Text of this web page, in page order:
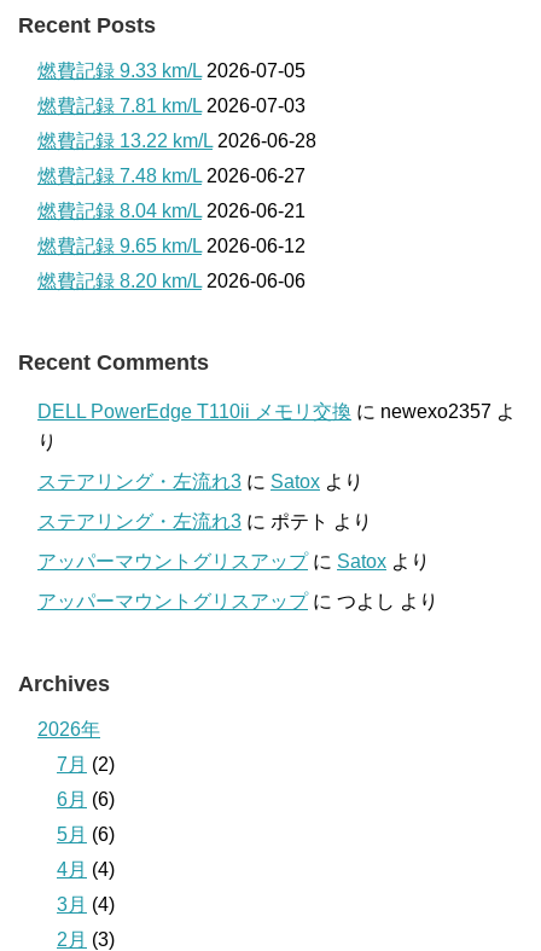
Recent Posts
燃費記録 9.33 km/L 2026-07-05
燃費記録 7.81 km/L 2026-07-03
燃費記録 13.22 km/L 2026-06-28
燃費記録 7.48 km/L 2026-06-27
燃費記録 8.04 km/L 2026-06-21
燃費記録 9.65 km/L 2026-06-12
燃費記録 8.20 km/L 2026-06-06
Recent Comments
DELL PowerEdge T110ii メモリ交換 に newexo2357 よ
り
ステアリング・左流れ3 に Satox より
ステアリング・左流れ3 に ポテト より
アッパーマウントグリスアップに Satox より
アッパーマウントグリスアップに つよし より
Archives
2026年
7月 (2)
6月 (6)
5月 (6)
4月 (4)
3月 (4)
2月 (3)